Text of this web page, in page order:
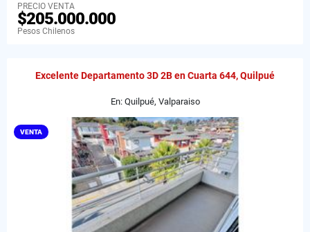
PRECIO VENTA
$205.000.000
Pesos Chilenos
Excelente Departamento 3D 2B en Cuarta 644, Quilpué
En: Quilpué, Valparaiso
VENTA